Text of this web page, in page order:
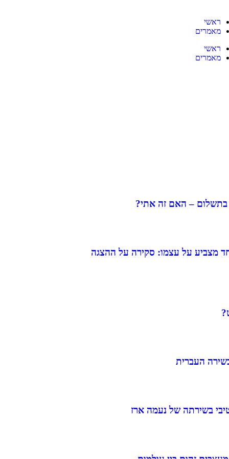
ראשי
מאמרים
ראשי
מאמרים
בתשלום – האם זה אתי?
מצביע על עצמו: סקירה על ההצגה
העברית
בשירתה של נעמה ארז